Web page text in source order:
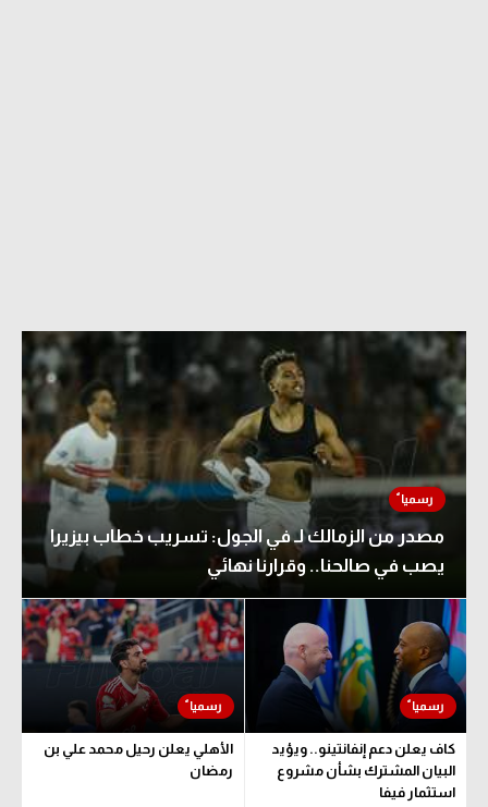
مصدر من الزمالك لـ في الجول: تسريب خطاب بيزيرا
يصب في صالحنا.. وقرارنا نهائي
كاف يعلن دعم إنفانتينو.. ويؤيد
البيان المشترك بشأن مشروع
استثمار فيفا
الأهلي يعلن رحيل محمد علي بن
رمضان